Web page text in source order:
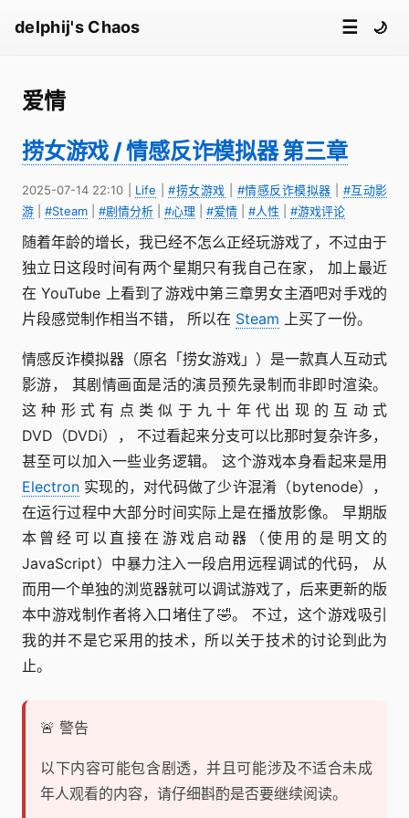
delphij's Chaos ☰ 🌙
爱情
捞女游戏 / 情感反诈模拟器 第三章
2025-07-14 22:10 Life |#捞女游戏 #情感反诈模拟器
#互动影
游
#Steam #剧情分析 #心理 #爱情 #人性 #游戏评论
随着年龄的增长，我已经不怎么正经玩游戏了，不过由于
独立日这段时间有两个星期只有我自己在家， 加上最近
在 YouTube 上看到了游戏中第三章男女主酒吧对手戏的
片段感觉制作相当不错， 所以在 Steam 上买了一份。
情感反诈模拟器（原名「捞女游戏」）是一款真人互动式
影游， 其剧情画面是活的演员预先录制而非即时渲染。
这种形式有点类似于九十年代出现的互动式
DVD（DVDi）， 不过看起来分支可以比那时复杂许多，
甚至可以加入一些业务逻辑。 这个游戏本身看起来是用
Electron 实现的，对代码做了少许混淆（bytenode），
在运行过程中大部分时间实际上是在播放影像。 早期版
本曾经可以直接在游戏启动器（使用的是明文的
JavaScript）中暴力注入一段启用远程调试的代码， 从
而用一个单独的浏览器就可以调试游戏了，后来更新的版
本中游戏制作者将入口堵住了🤣。 不过，这个游戏吸引
我的并不是它采用的技术，所以关于技术的讨论到此为
止。
🚨 警告
以下内容可能包含剧透，并且可能涉及不适合未成
年人观看的内容，请仔细斟酌是否要继续阅读。